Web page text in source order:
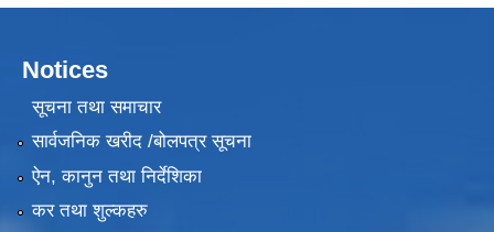
Notices
सूचना तथा समाचार
सार्वजनिक खरीद /बोलपत्र सूचना
ऐन, कानुन तथा निर्देशिका
कर तथा शुल्कहरु